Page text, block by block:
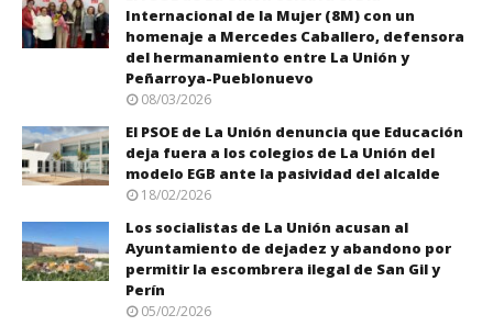
Internacional de la Mujer (8M) con un
homenaje a Mercedes Caballero, defensora
del hermanamiento entre La Unión y
Peñarroya-Pueblonuevo
08/03/2026
El PSOE de La Unión denuncia que Educación
deja fuera a los colegios de La Unión del
modelo EGB ante la pasividad del alcalde
18/02/2026
Los socialistas de La Unión acusan al
Ayuntamiento de dejadez y abandono por
permitir la escombrera ilegal de San Gil y
Perín
05/02/2026